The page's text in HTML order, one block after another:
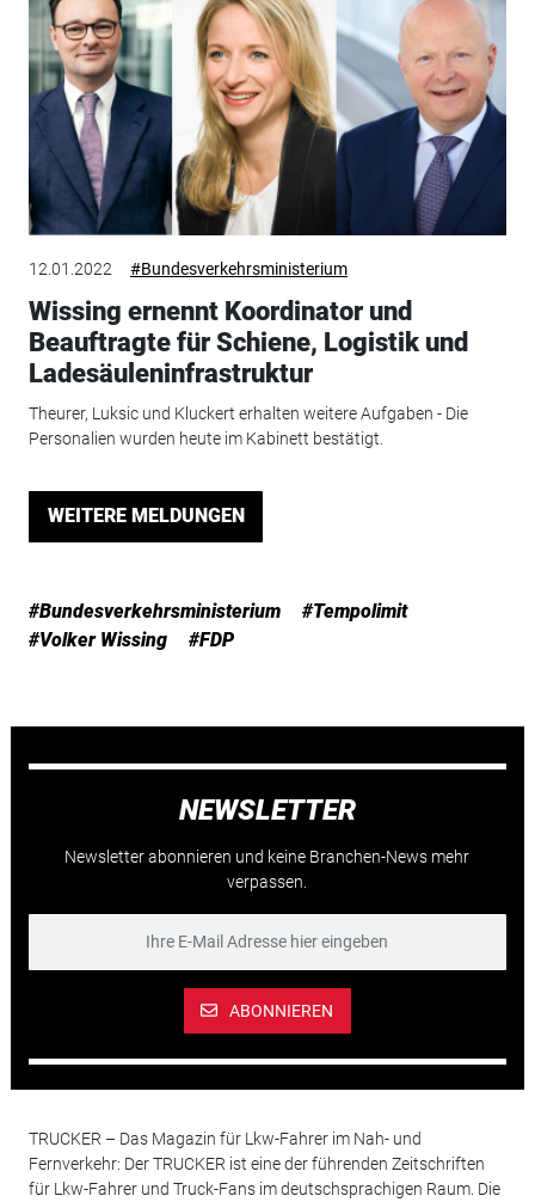
12.01.2022 #Bundesverkehrsministerium
Wissing ernennt Koordinator und
Beauftragte für Schiene, Logistik und
Ladesäuleninfrastruktur
Theurer, Luksic und Kluckert erhalten weitere Aufgaben - Die
Personalien wurden heute im Kabinett bestätigt.
WEITERE MELDUNGEN
#Bundesverkehrsministerium
#Tempolimit
#Volker Wissing
#FDP
NEWSLETTER
Newsletter abonnieren und keine Branchen-News mehr
verpassen.
ABONNIEREN
TRUCKER – Das Magazin für Lkw-Fahrer im Nah- und
Fernverkehr: Der TRUCKER ist eine der führenden Zeitschriften
für Lkw-Fahrer und Truck-Fans im deutschsprachigen Raum. Die